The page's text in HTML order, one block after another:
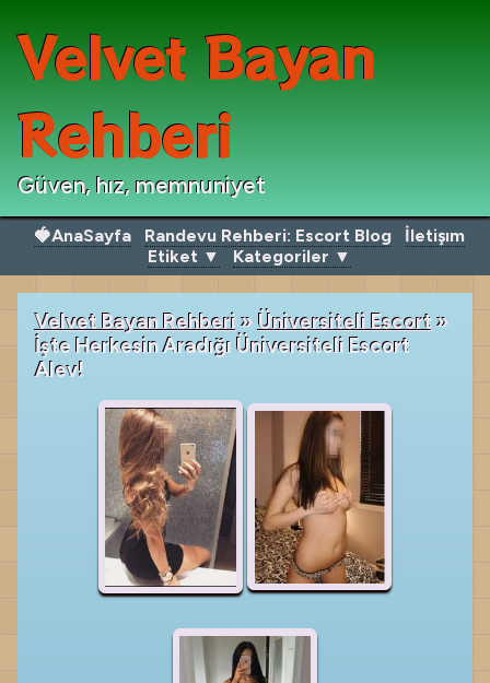
Velvet Bayan
Rehberi
Güven, hız, memnuniyet
🍓AnaSayfa Randevu Rehberi: Escort Blog
İletişım
Etiket ▼
Kategoriler ▼
Velvet Bayan Rehberi » Üniversiteli Escort »
İşte Herkesin Aradığı Üniversiteli Escort
Alev!